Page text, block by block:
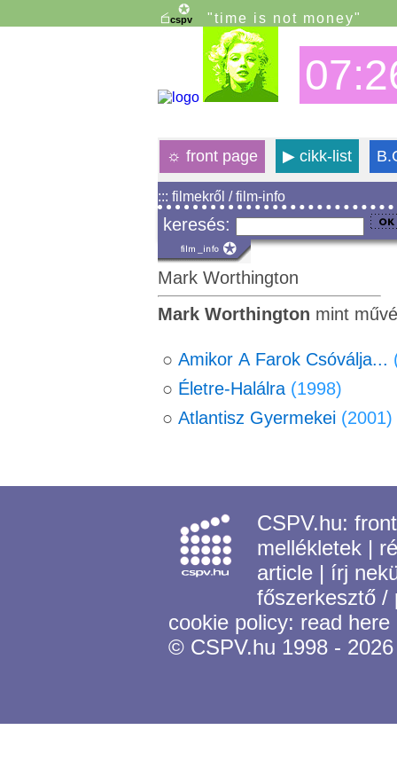
"time is not money"
☼ front page ▶cikk-list
::: filmekről / film-info
keresés:
Mark Worthington
Mark Worthington mint
○ Amikor A Farok Csóválja...
○ Életre-Halálra (1998)
○ Atlantisz Gyermekei (2001)
CSPV.hu:
mellékletek |
article | írj
főszerkesztő
cookie policy: read here
© CSPV.hu 1998 - 2026